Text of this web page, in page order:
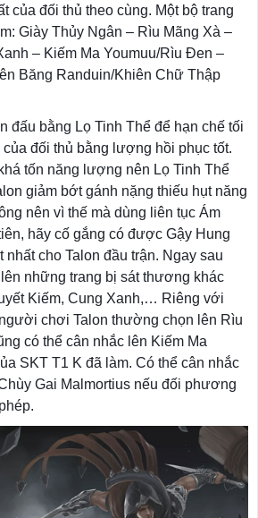
của đối thủ theo cùng. Một bộ trang
Giày Thủy Ngân – Rìu Mãng Xà –
– Kiếm Ma Youmuu/Rìu Đen –
Băng Randuin/Khiên Chữ Thập
đấu bằng Lọ Tinh Thể để hạn chế tối
đối thủ bằng lượng hồi phục tốt.
tốn năng lượng nên Lọ Tinh Thể
giảm bớt gánh nặng thiếu hụt năng
nên vì thế mà dùng liên tục Ám
hãy cố gắng có được Gậy Hung
nhất cho Talon đầu trận. Ngay sau
những trang bị sát thương khác
Kiếm, Cung Xanh,… Riêng với
chơi Talon thường chọn lên Rìu
có thể cân nhắc lên Kiếm Ma
SKT T1 K đã làm. Có thể cân nhắc
Gai Malmortius nếu đối phương